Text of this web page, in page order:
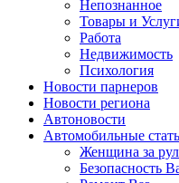
Непознанное
Товары и
Работа
Недвижимость
Психология
Новости парнеров
Новости региона
Автоновости
Автомобильные
Женщина за
Безопасность